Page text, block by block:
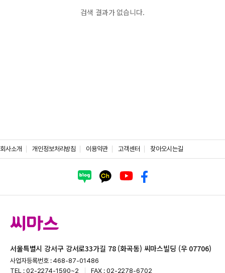
검색 결과가 없습니다.
회사소개 개인정보처리방침 이용약관 고객센터 찾아오시는길
서울특별시 강서구 강서로33가길 78 (화곡동) 씨마스빌딩 (우 07706)
사업자등록번호 : 468-87-01486
TEL : 02-2274-1590~2
FAX : 02-2278-6702